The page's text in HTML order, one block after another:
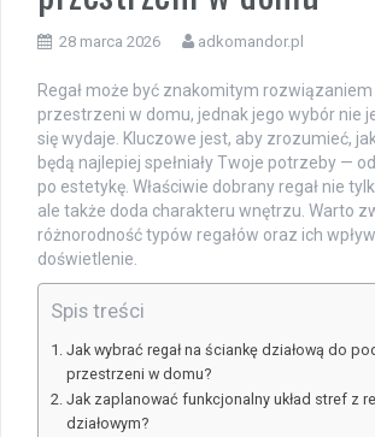
28 marca 2026 adkomandor.pl
Regał może być znakomitym rozwiązaniem
przestrzeni w domu, jednak jego wybór nie
się wydaje. Kluczowe jest, aby zrozumieć,
będą najlepiej spełniały Twoje potrzeby —
po estetykę. Właściwie dobrany regał nie
ale także doda charakteru wnętrzu. Warto
różnorodność typów regałów oraz ich
doświetlenie.
Spis treści
Jak wybrać regał na ściankę działową do
przestrzeni w domu?
Jak zaplanować funkcjonalny układ stref z
działowym?